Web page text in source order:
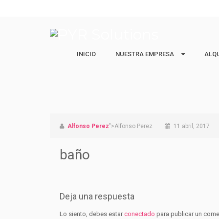
INICIO NUESTRA EMPRESA
NUESTRA EMPRESA
Alfonso Perez">Alfonso Perez 11 abril, 2017
baño
Deja una respuesta
Lo siento, debes estarconectado para publicar un